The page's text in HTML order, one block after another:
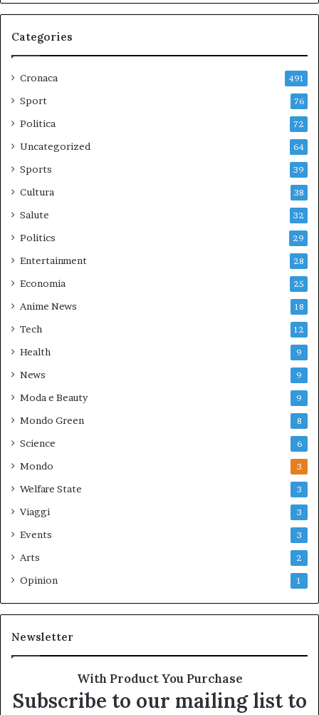
Categories
Cronaca 491
Sport 76
Politica 72
Uncategorized 64
Sports 39
Cultura 38
Salute 32
Politics 29
Entertainment 28
Economia 25
Anime News 18
Tech 12
Health 9
News 9
Moda e Beauty 9
Mondo Green 8
Science 6
Mondo 3
Welfare State 3
Viaggi 3
Events 3
Arts 2
Opinion 1
Newsletter
With Product You Purchase
Subscribe to our mailing list to